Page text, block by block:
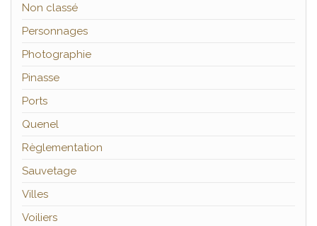
Non classé
Personnages
Photographie
Pinasse
Ports
Quenel
Règlementation
Sauvetage
Villes
Voiliers